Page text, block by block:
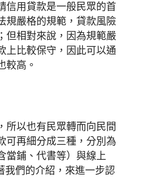
信用貸款是一般民眾的首
規嚴格的規範，貸款風險
但相對來說，因為規範嚴
上比較保守，因此可以通
較高。
所以也有民眾轉而向民間
可再細分成三種，分別為
當鋪、代書等）與線上
我們的介紹，來進一步認